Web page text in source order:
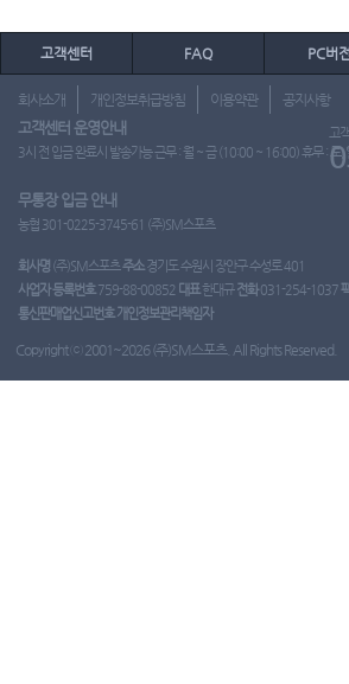
고객센터 FAQ PC버전
회사소개 개인정보취급방침 이용약관 공지사항
고객센터 운영안내
3시 전 입금 완료시 발송가능 근무 : 월 ~ 금 (10:00 ~ 16:00) 휴무 : 토,
고
무통장 입금 안내
농협 301-0225-3745-61 (주)SM스포츠
회사명 (주)SM스포츠주소경기도 수원시 장안구 수성로 401
사업자 등록번호759-88-00852 대표한대규 전화031-254-1037
통신판매업신고번호 개인정보관리책임자
Copyright ⓒ 2001~2026 (주)SM스포츠. All Rights Reserved.